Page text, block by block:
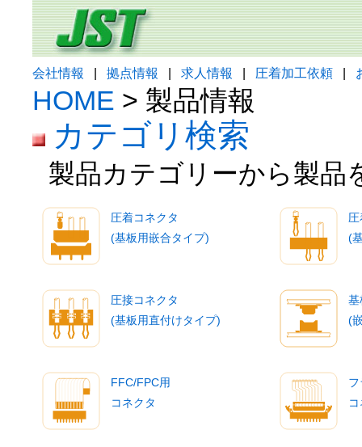
会社情報 拠点情報 求人情報 圧着加工依頼
HOME > 製品情報
カテゴリ検索
製品カテゴリーから製品
圧着コネクタ
(基板用嵌合タイプ)
(
圧接コネクタ
(基板用直付けタイプ)
基
(
FFC/FPC用
コネクタ